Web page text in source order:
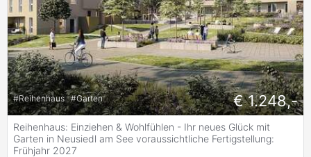
#Reihenhaus #Garten € 1.248,-
Reihenhaus: Einziehen & Wohlfühlen - Ihr neues Glück mit
Garten in Neusiedl am See voraussichtliche Fertigstellung:
Frühjahr 2027